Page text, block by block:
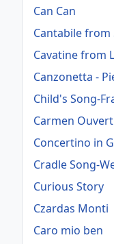
Can Can
Cantabile from
Cavatine from
Canzonetta -
Child's Song-
Carmen
Concertino in
Cradle Song-
Curious Story
Czardas Monti
Caro mio ben